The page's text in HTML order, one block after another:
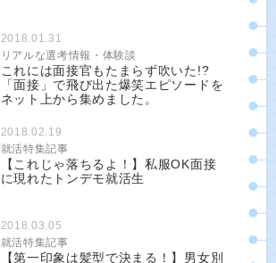
2018.01.31
リアルな選考情報・体験談
これには面接官もたまらず吹いた!?
「面接」で飛び出た爆笑エピソードを
ネット上から集めました。
2018.02.19
就活特集記事
【これじゃ落ちるよ！】私服OK面接
に現れたトンデモ就活生
2018.03.05
就活特集記事
【第一印象は髪型で決まる！】男女別